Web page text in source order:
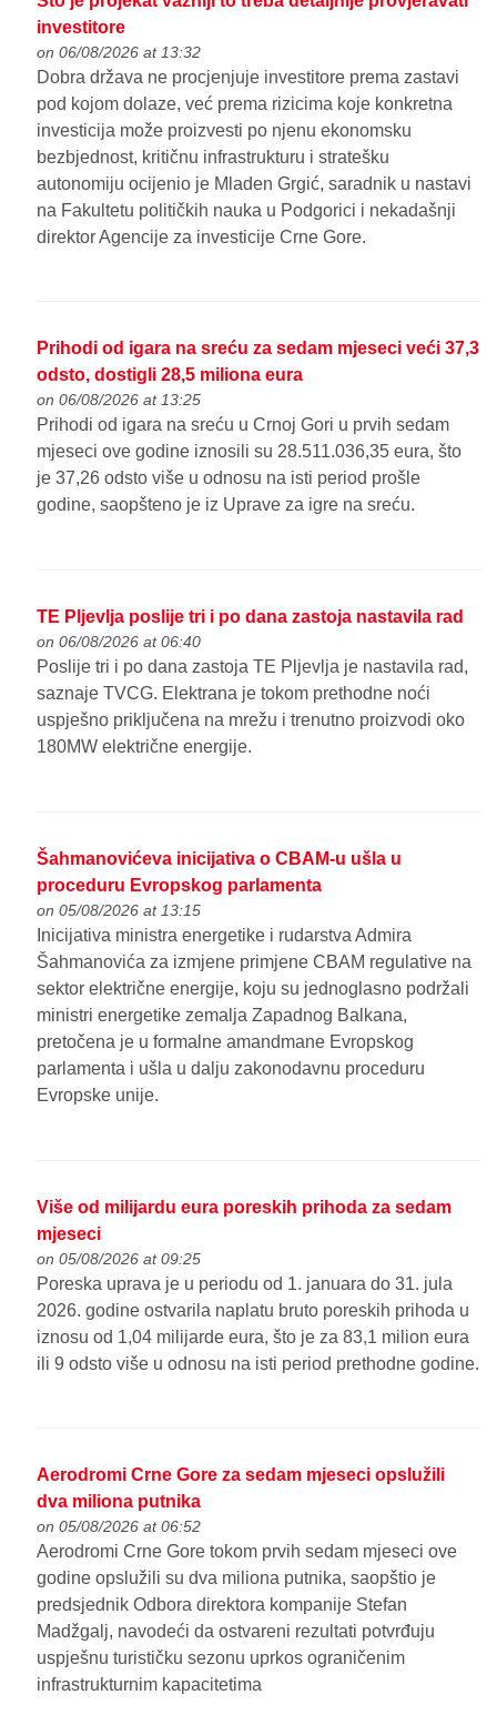
investitore
on 06/08/2026 at 13:32
Dobra država ne procjenjuje investitore prema zastavi
pod kojom dolaze, već prema rizicima koje konkretna
investicija može proizvesti po njenu ekonomsku
bezbjednost, kritičnu infrastrukturu i stratešku
autonomiju ocijenio je Mladen Grgić, saradnik u nastavi
na Fakultetu političkih nauka u Podgorici i nekadašnji
direktor Agencije za investicije Crne Gore.
Prihodi od igara na sreću za sedam mjeseci veći 37,3
odsto, dostigli 28,5 miliona eura
on 06/08/2026 at 13:25
Prihodi od igara na sreću u Crnoj Gori u prvih sedam
mjeseci ove godine iznosili su 28.511.036,35 eura, što
je 37,26 odsto više u odnosu na isti period prošle
godine, saopšteno je iz Uprave za igre na sreću.
TE Pljevlja poslije tri i po dana zastoja nastavila rad
on 06/08/2026 at 06:40
Poslije tri i po dana zastoja TE Pljevlja je nastavila rad,
saznaje TVCG. Elektrana je tokom prethodne noći
uspješno priključena na mrežu i trenutno proizvodi oko
180MW električne energije.
Šahmanovićeva inicijativa o CBAM-u ušla u
proceduru Evropskog parlamenta
on 05/08/2026 at 13:15
Inicijativa ministra energetike i rudarstva Admira
Šahmanovića za izmjene primjene CBAM regulative na
sektor električne energije, koju su jednoglasno podržali
ministri energetike zemalja Zapadnog Balkana,
pretočena je u formalne amandmane Evropskog
parlamenta i ušla u dalju zakonodavnu proceduru
Evropske unije.
Više od milijardu eura poreskih prihoda za sedam
mjeseci
on 05/08/2026 at 09:25
Poreska uprava je u periodu od 1. januara do 31. jula
2026. godine ostvarila naplatu bruto poreskih prihoda u
iznosu od 1,04 milijarde eura, što je za 83,1 milion eura
ili 9 odsto više u odnosu na isti period prethodne godine.
Aerodromi Crne Gore za sedam mjeseci opslužili
dva miliona putnika
on 05/08/2026 at 06:52
Aerodromi Crne Gore tokom prvih sedam mjeseci ove
godine opslužili su dva miliona putnika, saopštio je
predsjednik Odbora direktora kompanije Stefan
Madžgalj, navodeći da ostvareni rezultati potvrđuju
uspješnu turističku sezonu uprkos ograničenim
infrastrukturnim kapacitetima